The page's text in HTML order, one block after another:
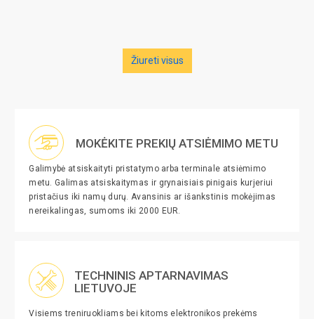
Žiureti visus
MOKĖKITE PREKIŲ ATSIĖMIMO METU
Galimybė atsiskaityti pristatymo arba terminale atsiėmimo
metu. Galimas atsiskaitymas ir grynaisiais pinigais kurjeriui
pristačius iki namų durų. Avansinis ar išankstinis mokėjimas
nereikalingas, sumoms iki 2000 EUR.
TECHNINIS APTARNAVIMAS
LIETUVOJE
Visiems treniruokliams bei kitoms elektronikos prekėms